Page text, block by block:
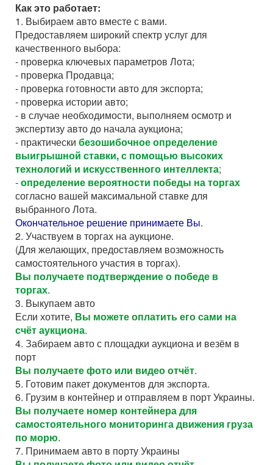
Как это работает:
1. Выбираем авто вместе с вами.
Предоставляем широкий спектр услуг для
качественного выбора:
- проверка ключевых параметров Лота;
- проверка Продавца;
- проверка готовности авто для экспорта;
- проверка истории авто;
- в случае необходимости, выполняем осмотр и
экспертизу авто до начала аукциона;
- практически безошибочное определение
выигрышной ставки, с помощью высоких
технологий и искусственного интеллекта;
-определение вероятности победы на торгах
согласно вашей максимальной ставке для
выбранного Лота.
Окончательное решение принимаете Вы.
2. Участвуем в торгах на аукционе.
(Для желающих, предоставляем возможность
самостоятельного участия в торгах).
Вы получаете подтверждение о победе в
торгах.
3. Выкупаем авто
Если хотите, Вы можете оплатить его сами на
счёт аукциона.
4. Забираем авто с площадки аукциона и везём в
порт
Вы получаете фото или видео отчёт.
5. Готовим пакет документов для экспорта.
6. Грузим в контейнер и отправляем в порт Украины.
Вы получаете номер контейнера для
самостоятельного мониторинга движения груза
по морю.
7. Принимаем авто в порту Украины